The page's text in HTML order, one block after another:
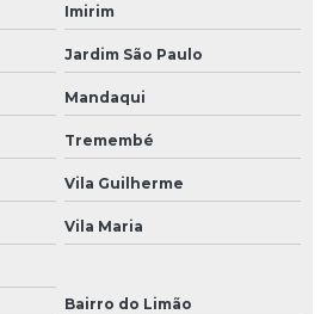
Imirim
Jardim São Paulo
Mandaqui
Tremembé
Vila Guilherme
Vila Maria
Bairro do Limão